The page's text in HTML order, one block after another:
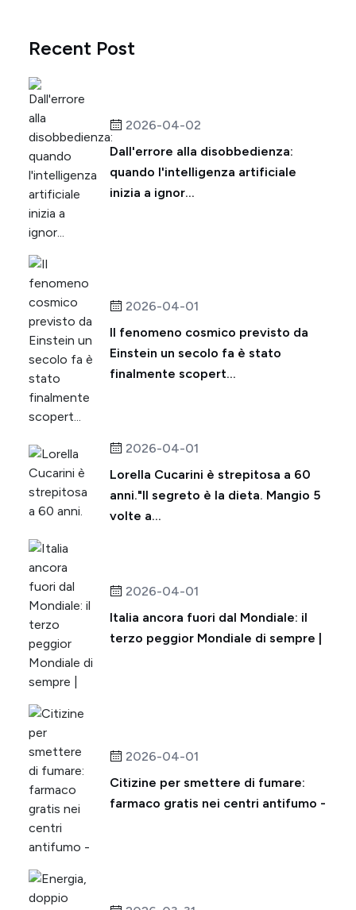
Recent Post
2026-04-02
Dall'errore alla disobbedienza:
quando l'intelligenza artificiale
inizia a ignor...
2026-04-01
Il fenomeno cosmico previsto da
Einstein un secolo fa è stato
finalmente scopert...
2026-04-01
Lorella Cucarini è strepitosa a 60
anni."Il segreto è la dieta. Mangio 5
volte a...
2026-04-01
Italia ancora fuori dal Mondiale: il
terzo peggior Mondiale di sempre |
2026-04-01
Citizine per smettere di fumare:
farmaco gratis nei centri antifumo -